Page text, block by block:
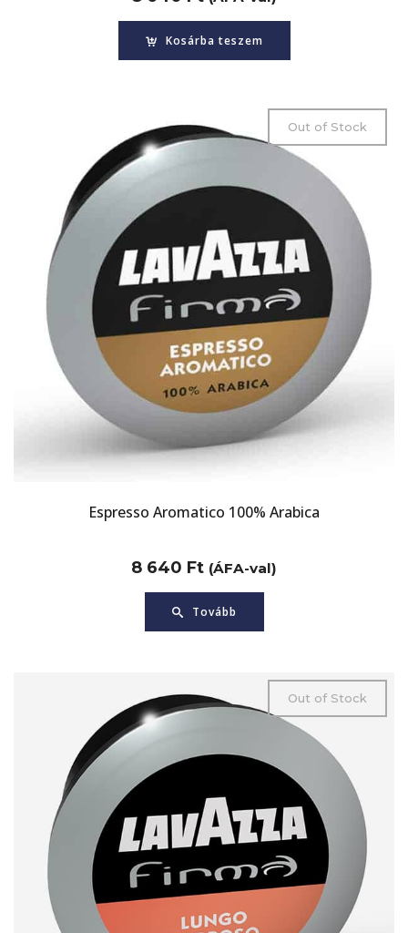
Kosárba teszem
Espresso Aromatico 100% Arabica
Out of Stock
8 640 Ft (ÁFA-val)
Tovább
Out of Stock